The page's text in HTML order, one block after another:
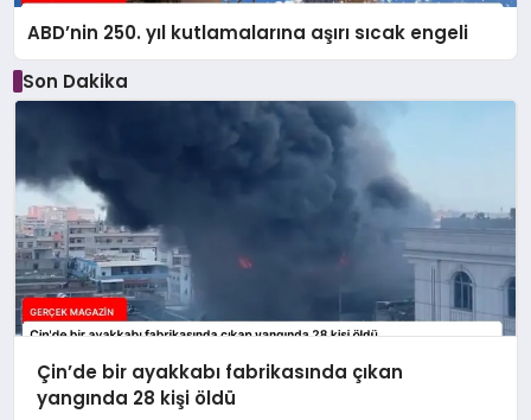
ABD’nin 250. yıl kutlamalarına aşırı sıcak engeli
Son Dakika
Çin’de bir ayakkabı fabrikasında çıkan
yangında 28 kişi öldü